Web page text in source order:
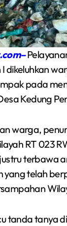
dikeluhkan
pada
Kedung
warga,
RT 023
terbawa
telah
tanda tanya
di
Agu 1, 2026